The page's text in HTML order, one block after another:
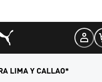
LIMA Y CALLAO*